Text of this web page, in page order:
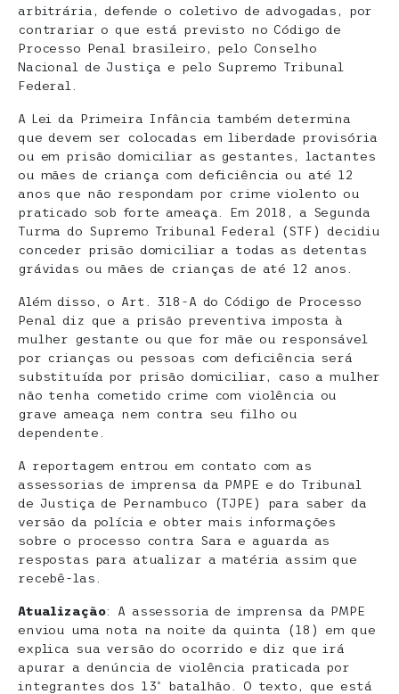
arbitrária, defende o coletivo de advogadas, por
contrariar o que está previsto no Código de
Processo Penal brasileiro, pelo Conselho
Nacional de Justiça e pelo Supremo Tribunal
Federal.
A Lei da Primeira Infância também determina
que devem ser colocadas em liberdade provisória
ou em prisão domiciliar as gestantes, lactantes
ou mães de criança com deficiência ou até 12
anos que não respondam por crime violento ou
praticado sob forte ameaça. Em 2018, a Segunda
Turma do Supremo Tribunal Federal (STF) decidiu
conceder prisão domiciliar a todas as detentas
grávidas ou mães de crianças de até 12 anos.
Além disso, o Art. 318-A do Código de Processo
Penal diz que a prisão preventiva imposta à
mulher gestante ou que for mãe ou responsável
por crianças ou pessoas com deficiência será
substituída por prisão domiciliar, caso a mulher
não tenha cometido crime com violência ou
grave ameaça nem contra seu filho ou
dependente.
A reportagem entrou em contato com as
assessorias de imprensa da PMPE e do Tribunal
de Justiça de Pernambuco (TJPE) para saber da
versão da polícia e obter mais informações
sobre o processo contra Sara e aguarda as
respostas para atualizar a matéria assim que
recebê-las.
Atualização: A assessoria de imprensa da PMPE
enviou uma nota na noite da quinta (18) em que
explica sua versão do ocorrido e diz que irá
apurar a denúncia de violência praticada por
integrantes dos 13º batalhão. O texto, que está